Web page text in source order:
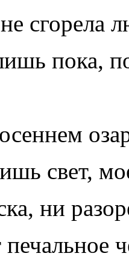
сгорела
пока,
свет,
ни